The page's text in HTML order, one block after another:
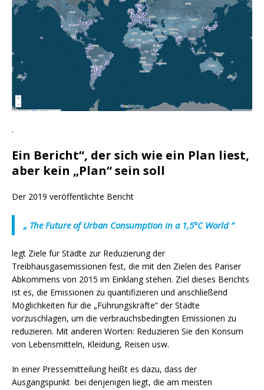
.
Ein Bericht“, der sich wie ein Plan liest,
aber kein „Plan“ sein soll
Der 2019 veröffentlichte Bericht
„ The Future of Urban Consumption in a 1,5°C World“
legt Ziele für Städte zur Reduzierung der
Treibhausgasemissionen fest, die mit den Zielen des Pariser
Abkommens von 2015 im Einklang stehen. Ziel dieses Berichts
ist es, die Emissionen zu quantifizieren und anschließend
Möglichkeiten für die „Führungskräfte“ der Städte
vorzuschlagen, um die verbrauchsbedingten Emissionen zu
reduzieren. Mit anderen Worten: Reduzieren Sie den Konsum
von Lebensmitteln, Kleidung, Reisen usw.
In einer Pressemitteilung heißt es dazu, dass der
Ausgangspunkt bei denjenigen liegt, die am meisten